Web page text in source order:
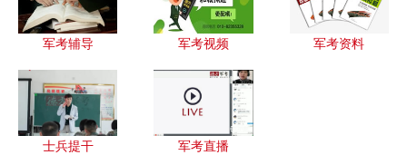
军考辅导 军考视频 军考资料
士兵提干 军考直播